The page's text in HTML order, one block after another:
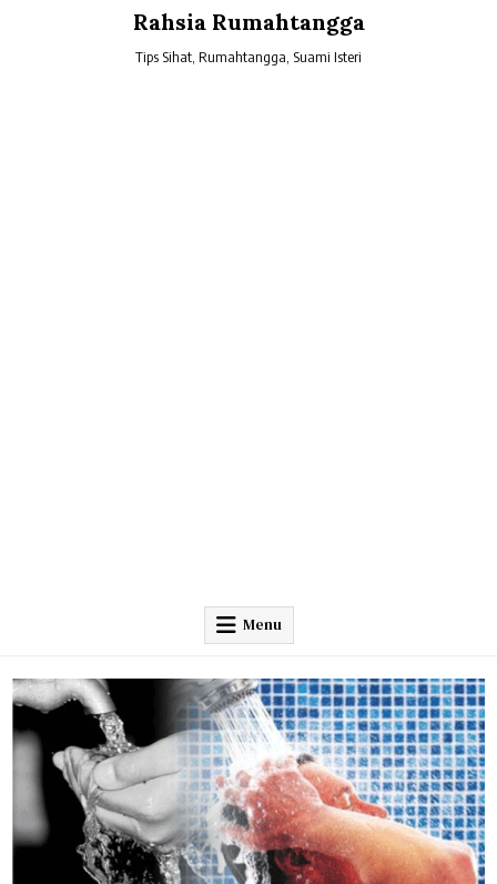
Rahsia Rumahtangga
Tips Sihat, Rumahtangga, Suami Isteri
Menu